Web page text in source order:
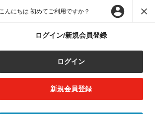
こんにちは 初めてご利用ですか？
ログイン/新規会員登録
ログイン
新規会員登録